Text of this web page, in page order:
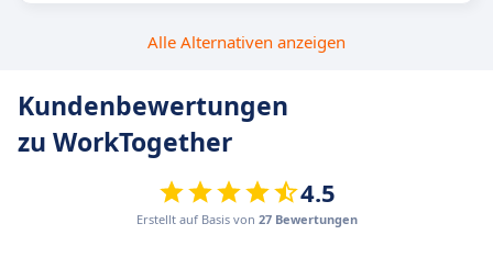
Alle Alternativen anzeigen
Kundenbewertungen
zu WorkTogether
4.5
Erstellt auf Basis von 27 Bewertungen